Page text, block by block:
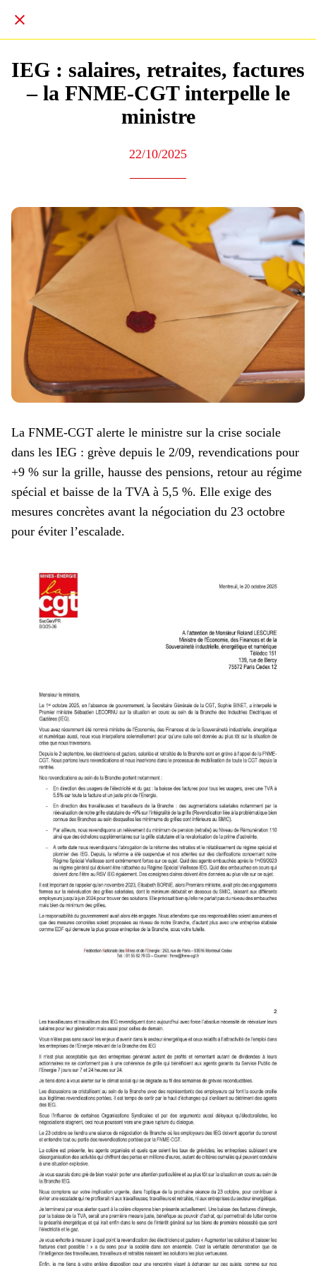
IEG : salaires, retraites, factures
– la FNME-CGT interpelle le
ministre
22/10/2025
La FNME-CGT alerte le ministre sur la crise sociale
dans les IEG : grève depuis le 2/09, revendications pour
+9 % sur la grille, hausse des pensions, retour au régime
spécial et baisse de la TVA à 5,5 %. Elle exige des
mesures concrètes avant la négociation du 23 octobre
pour éviter l’escalade.